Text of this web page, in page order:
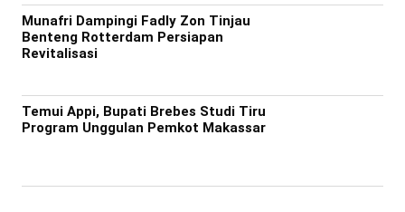
Munafri Dampingi Fadly Zon Tinjau
Benteng Rotterdam Persiapan
Revitalisasi
Temui Appi, Bupati Brebes Studi Tiru
Program Unggulan Pemkot Makassar